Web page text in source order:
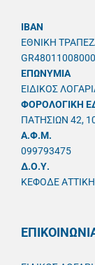
IBAN
ΕΘΝΙΚΗ
ΕΠΩΝΥΜΙΑ
ΕΙΔΙΚΟΣ
ΦΟΡΟΛΟΓΙΚΗ
ΠΑΤΗΣΙΩΝ 42,
A.Φ.Μ.
099793475
Δ.Ο.Υ.
ΚΕΦΟΔΕ